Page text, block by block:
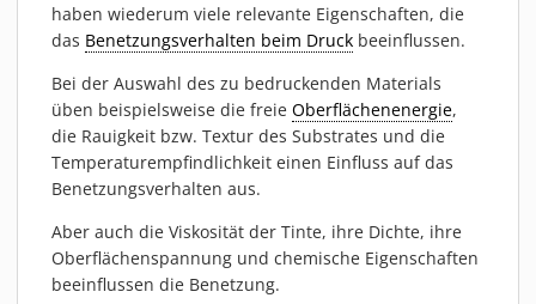
IMPLAPREP
DOWNLOADS
ANWENDUNGEN
DESINFEKTION
DRUCKVORBEHANDLUNG
FEINSTREINIGUNG
LACKIEREN
PLASMAAKTIVIERUNG
haben wiederum viele relevante Eigenschaften, die
das Benetzungsverhalten beim Druck beeinflussen.
Bei der Auswahl des zu bedruckenden Materials
üben beispielsweise die freie Oberflächenenergie,
die Rauigkeit bzw. Textur des Substrates und die
Temperaturempfindlichkeit einen Einfluss auf das
Benetzungsverhalten aus.
Aber auch die Viskosität der Tinte, ihre Dichte, ihre
Oberflächenspannung und chemische Eigenschaften
beeinflussen die Benetzung.